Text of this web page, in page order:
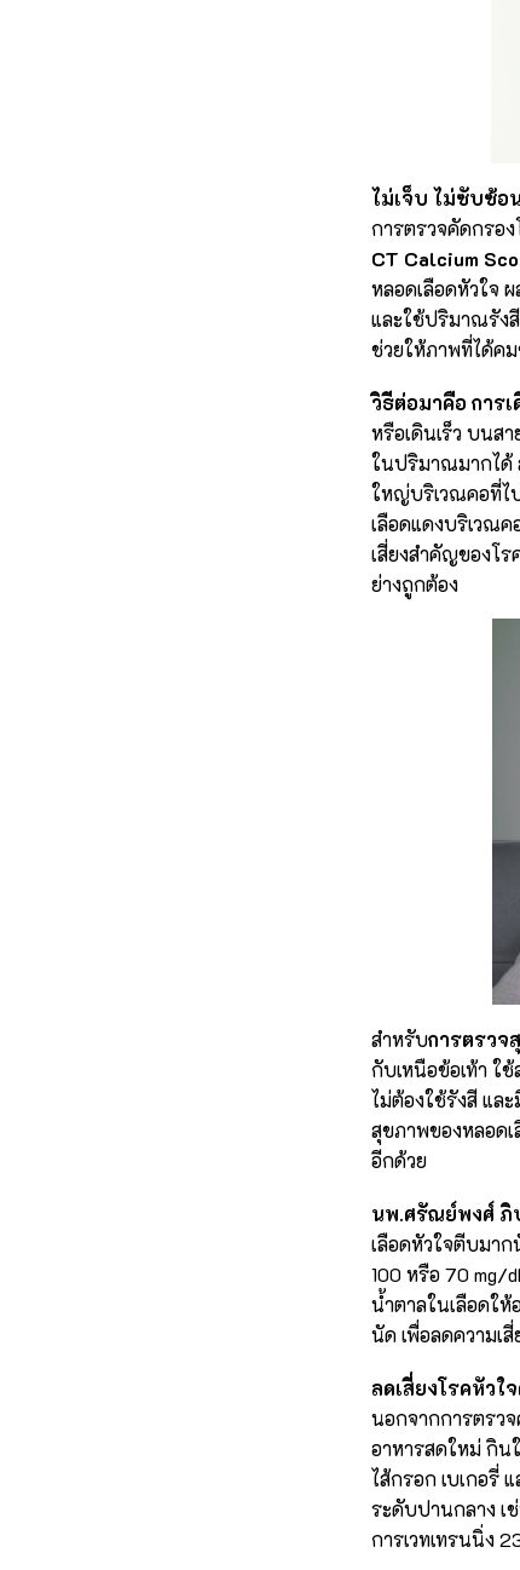
ไม่เจ็บ ไม่ซับซ้อ
การตรวจคัดกรอ
CT Calcium
หลอดเลือดหัวใจ
และใช้ปริมาณรังสี
ช่วยให้ภาพที่ได้ค
วิธีต่อมาคือ การ
หรือเดินเร็ว บนส
ในปริมาณมากได้
ใหญ่บริเวณคอที่ไป
เลือดแดงบริเวณ
เสี่ยงสำคัญของโ
ย่างถูกต้อง
สำหรับการตรวจ
กับเหนือข้อเท้า ใ
ไม่ต้องใช้รังสี แล
สุขภาพของหลอดเ
อีกด้วย
นพ.ศรัณย์พงศ์ ภิ
เลือดหัวใจตีบมา
100 หรือ 70 mg/
น้ำตาลในเลือดใ
นัด เพื่อลดความเ
ลดเสี่ยงโรคหัวใ
นอกจากการตรว
อาหารสดใหม่ กิน
ไส้กรอก เบเกอรี่
ระดับปานกลาง เ
การเวทเทรนนิ่ง